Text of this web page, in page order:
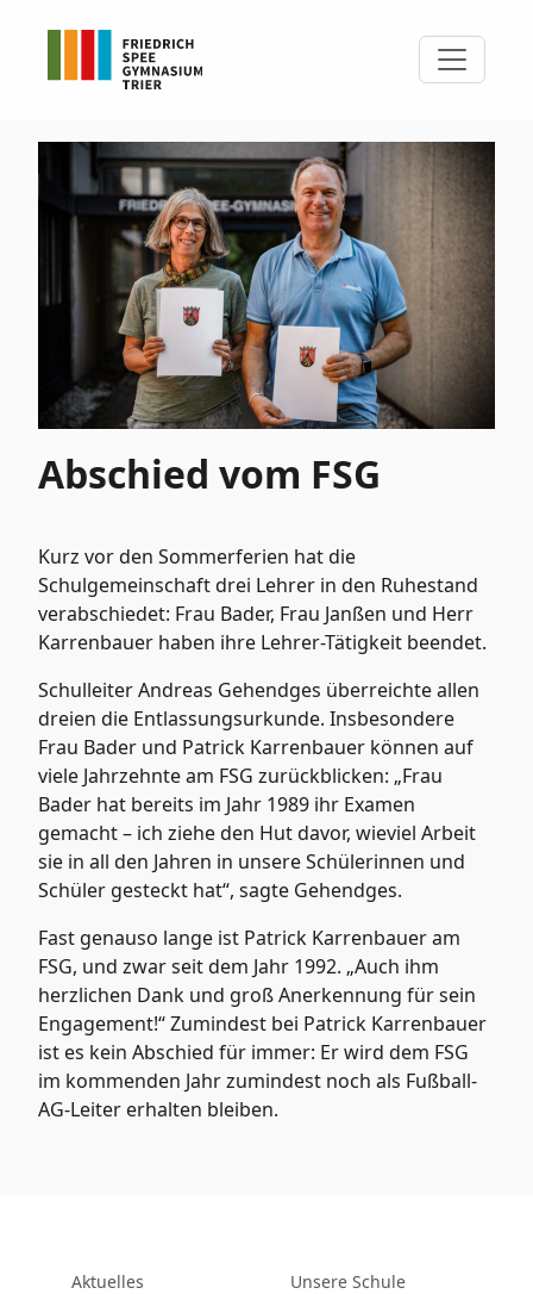
Abschied vom FSG
Kurz vor den Sommerferien hat die
Schulgemeinschaft drei Lehrer in den Ruhestand
verabschiedet: Frau Bader, Frau Janßen und Herr
Karrenbauer haben ihre Lehrer-Tätigkeit beendet.
Schulleiter Andreas Gehendges überreichte allen
dreien die Entlassungsurkunde. Insbesondere
Frau Bader und Patrick Karrenbauer können auf
viele Jahrzehnte am FSG zurückblicken: „Frau
Bader hat bereits im Jahr 1989 ihr Examen
gemacht – ich ziehe den Hut davor, wieviel Arbeit
sie in all den Jahren in unsere Schülerinnen und
Schüler gesteckt hat“, sagte Gehendges.
Fast genauso lange ist Patrick Karrenbauer am
FSG, und zwar seit dem Jahr 1992. „Auch ihm
herzlichen Dank und groß Anerkennung für sein
Engagement!“ Zumindest bei Patrick Karrenbauer
ist es kein Abschied für immer: Er wird dem FSG
im kommenden Jahr zumindest noch als Fußball-
AG-Leiter erhalten bleiben.
Aktuelles Unsere Schule